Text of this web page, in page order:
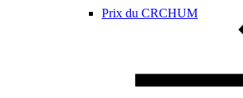
Prix du CRCHUM